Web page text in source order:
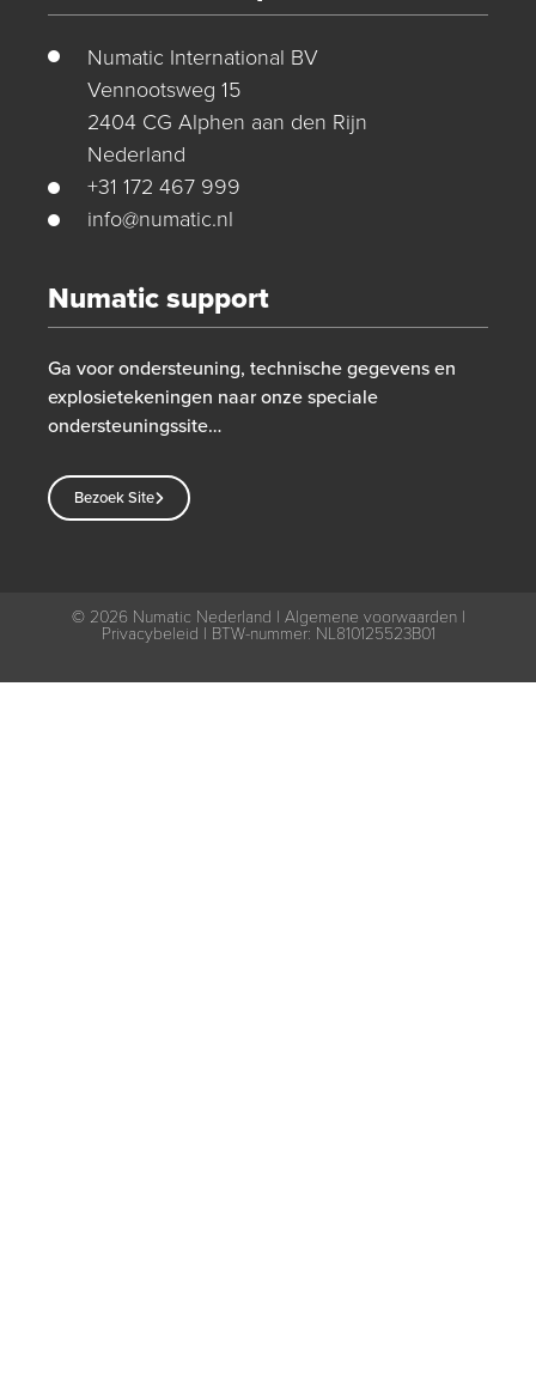
Numatic International BV
Vennootsweg 15
2404 CG Alphen aan den Rijn
Nederland
+31 172 467 999
info@numatic.nl
Numatic support
Ga voor ondersteuning, technische gegevens en
explosietekeningen naar onze speciale
ondersteuningssite…
Bezoek Site
© 2026 Numatic Nederland | Algemene voorwaarden|
Privacybeleid | BTW-nummer: NL810125523B01